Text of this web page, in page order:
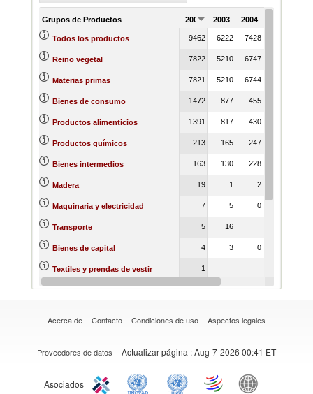
Grupos de Productos 2002 2003 2004
Todos los productos 9462 6222 7428
Reino vegetal 7822 5210 6747
Materias primas 7821 5210 6744
Bienes de consumo 1472 877 455
Productos alimenticios 1391 817 430
Productos químicos 213 165 247
Bienes intermedios 163 130 228
Madera 19 1 2
Maquinaria y electricidad 7 5 0
Transporte 5 16
Bienes de capital 4 3 0
Textiles y prendas de vestir 1
Varios
Acerca de Contacto Condiciones de uso Aspectos legales
Proveedores de datos Actualizar página : Aug-7-2026 00:41 ET
Asociados